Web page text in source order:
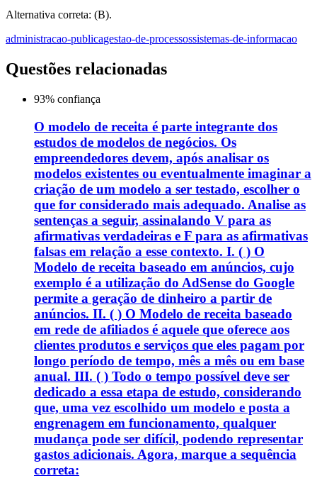
Alternativa correta: (B).
administracao-publicagestao-de-processossistemas-de-informacao
Questões relacionadas
93% confiança
O modelo de receita é parte integrante dos
estudos de modelos de negócios. Os
empreendedores devem, após analisar os
modelos existentes ou eventualmente imaginar a
criação de um modelo a ser testado, escolher o
que for considerado mais adequado. Analise as
sentenças a seguir, assinalando V para as
afirmativas verdadeiras e F para as afirmativas
falsas em relação a esse contexto. I. ( ) O
Modelo de receita baseado em anúncios, cujo
exemplo é a utilização do AdSense do Google
permite a geração de dinheiro a partir de
anúncios. II. ( ) O Modelo de receita baseado
em rede de afiliados é aquele que oferece aos
clientes produtos e serviços que eles pagam por
longo período de tempo, mês a mês ou em base
anual. III. ( ) Todo o tempo possível deve ser
dedicado a essa etapa de estudo, considerando
que, uma vez escolhido um modelo e posta a
engrenagem em funcionamento, qualquer
mudança pode ser difícil, podendo representar
gastos adicionais. Agora, marque a sequência
correta: